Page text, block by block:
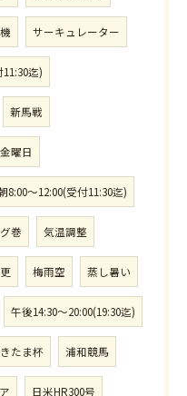
サーキュレーター
迄)
新馬戦
曜日
8:00〜12:00(受付11:30迄)
巻 気温調整
梅雨空 蒸し暑い
午後14:30〜20:00(19:30迄)
たま杯 浦和競馬
日米HR300号